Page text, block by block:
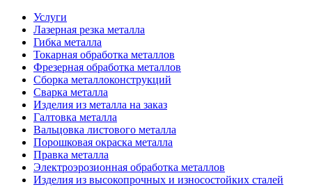
Услуги
Лазерная резка металла
Гибка металла
Токарная обработка металлов
Фрезерная обработка металлов
Сборка металлоконструкций
Сварка металла
Изделия из металла на заказ
Галтовка металла
Вальцовка листового металла
Порошковая окраска металла
Правка металла
Электроэрозионная обработка металлов
Изделия из высокопрочных и износостойких сталей